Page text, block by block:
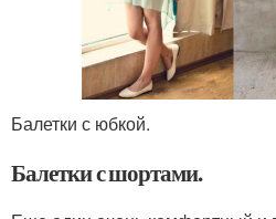
Балетки с юбкой.
Балетки с шортами.